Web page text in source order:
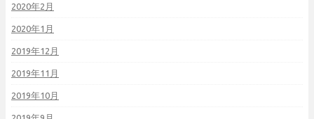
2020年2月
2020年1月
2019年12月
2019年11月
2019年10月